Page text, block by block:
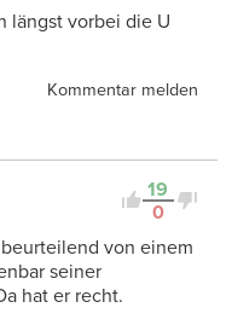
längst vorbei die U
Kommentar melden
19
0
von einem
seiner
hat er recht.